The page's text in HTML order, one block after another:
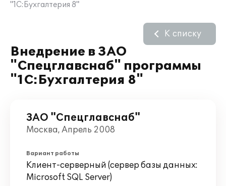
"1С:Бухгалтерия 8"
Внедрение в ЗАО
"Спецглавснаб" программы
"1С:Бухгалтерия 8"
К списку
ЗАО "Спецглавснаб"
Москва, Апрель 2008
Вариант работы
Клиент-серверный (сервер базы данных:
Microsoft SQL Server)